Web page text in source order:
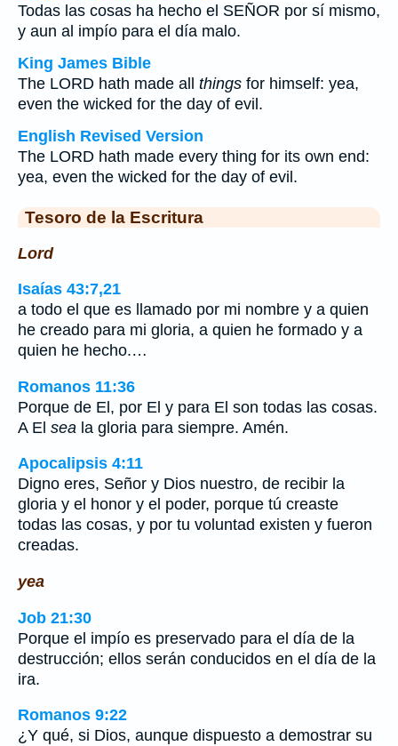
Todas las cosas ha hecho el SEÑOR por sí mismo,
y aun al impío para el día malo.
King James Bible
The LORD hath made all things for himself: yea,
even the wicked for the day of evil.
English Revised Version
The LORD hath made every thing for its own end:
yea, even the wicked for the day of evil.
Tesoro de la Escritura
Lord
Isaías 43:7,21
a todo el que es llamado por mi nombre y a quien
he creado para mi gloria, a quien he formado y a
quien he hecho.…
Romanos 11:36
Porque de El, por El y para El son todas las cosas.
A El sea la gloria para siempre. Amén.
Apocalipsis 4:11
Digno eres, Señor y Dios nuestro, de recibir la
gloria y el honor y el poder, porque tú creaste
todas las cosas, y por tu voluntad existen y fueron
creadas.
yea
Job 21:30
Porque el impío es preservado para el día de la
destrucción; ellos serán conducidos en el día de la
ira.
Romanos 9:22
¿Y qué, si Dios, aunque dispuesto a demostrar su